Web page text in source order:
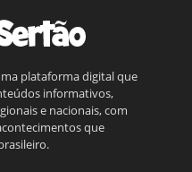
plataforma digital que
informativos,
e nacionais, com
que